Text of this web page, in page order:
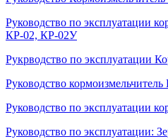
Руководство по эксплуатации
КР-02, КР-02У
Рукрводство по эксплуатации
Руководство кормоизмельчитель
Руководство по эксплуатации
Руководство по эксплуатации: